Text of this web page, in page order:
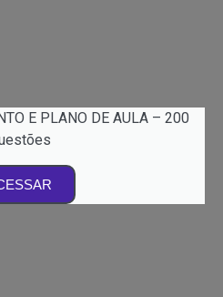
E PLANO DE AULA – 200